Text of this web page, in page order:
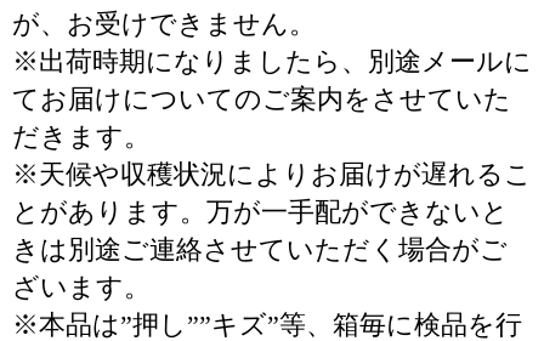
が、お受けできません。
※出荷時期になりましたら、別途メールに
てお届けについてのご案内をさせていた
だきます。
※天候や収穫状況によりお届けが遅れるこ
とがあります。万が一手配ができないと
きは別途ご連絡させていただく場合がご
ざいます。
※本品は”押し””キズ”等、箱毎に検品を行